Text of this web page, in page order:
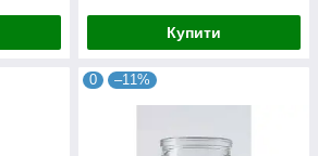
Купити
0 –11%